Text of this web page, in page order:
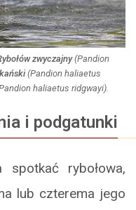
zwyczajny (Pandion
(Pandion haliaetus
haliaetus ridgwayi).
i podgatunki
rybołowa,
lub czterema jego